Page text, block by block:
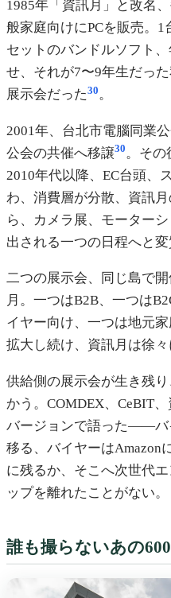
1985年「資訊月」と改名
般家庭向けにPCを販売。1
セットのバンドルソフト
せ、それが7〜9年生だっ
展示会だった30。
2001年、台北市電腦同業
公会の共催へ移譲30 。その
2010年代以降、EC台頭、
わ、消費層が分散、資訊
ら、カメラ展、モーター
出される一つの日程へと変
二つの展示会、同じ島で
月。一つはB2B、一つは
イヤー向け、一つは地元
拡大し続け、資訊月は徐々
供給側の展示会が生き残
かう。COMDEX、CeBIT
バージョンで語った——バ
移る、バイヤーはAmazon
に残るか、そこへ次世代
ップを離れたことがない。
誰も撮らないあの